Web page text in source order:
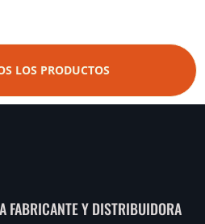
LOS PRODUCTOS
FABRICANTE Y DISTRIBUIDORA